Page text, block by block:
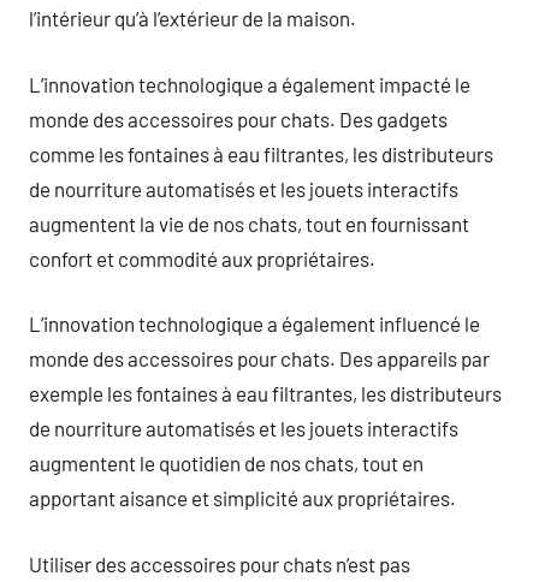
l’intérieur qu’à l’extérieur de la maison.
L’innovation technologique a également impacté le
monde des accessoires pour chats. Des gadgets
comme les fontaines à eau filtrantes, les distributeurs
de nourriture automatisés et les jouets interactifs
augmentent la vie de nos chats, tout en fournissant
confort et commodité aux propriétaires.
L’innovation technologique a également influencé le
monde des accessoires pour chats. Des appareils par
exemple les fontaines à eau filtrantes, les distributeurs
de nourriture automatisés et les jouets interactifs
augmentent le quotidien de nos chats, tout en
apportant aisance et simplicité aux propriétaires.
Utiliser des accessoires pour chats n’est pas